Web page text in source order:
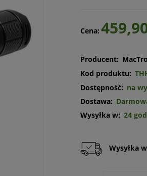
Cena:
Producent:
Kod produktu:
Dostępność: na
Dostawa:
Wysyłka w: 24
Wysyłka